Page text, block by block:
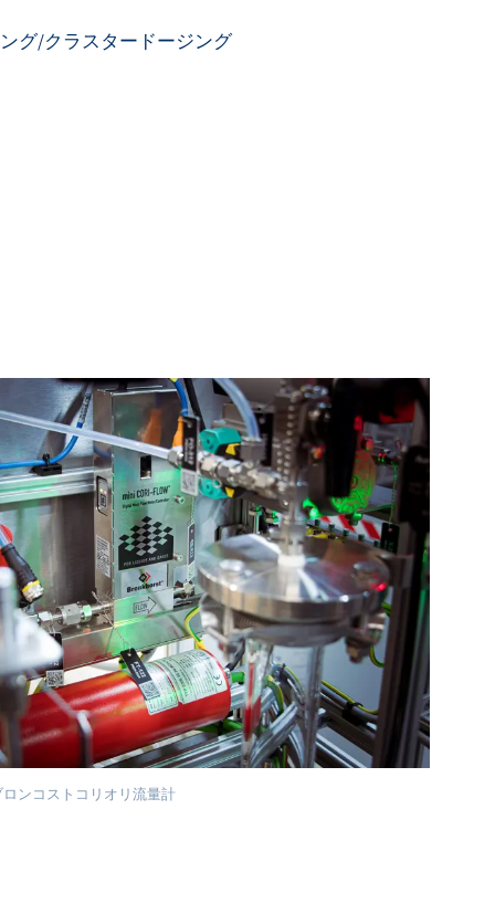
グ/クラスタードージング
ンコストコリオリ流量計